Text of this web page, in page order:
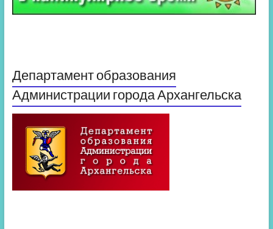
Департамент образования
Администрации города Архангельска